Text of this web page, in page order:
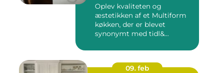
Oplev kvaliteten og
æstetikken af et Multiform
køkken, der er blevet
synonymt med tidl&...
09. feb